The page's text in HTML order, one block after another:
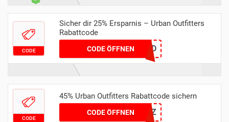
CODE
Sicher dir 25% Ersparnis – Urban Outfitters
Rabattcode
CODE ÖFFNEN
DMOON25SD
CODE
45% Urban Outfitters Rabattcode sichern
CODE ÖFFNEN
MSMJS4KGQZ